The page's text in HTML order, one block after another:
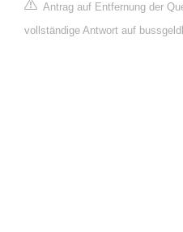
Antrag auf Entfernung der
vollständige Antwort auf